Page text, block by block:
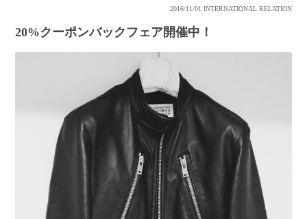
2016/11/01 INTERNATIONAL RELATION
20%クーポンバックフェア開催中！